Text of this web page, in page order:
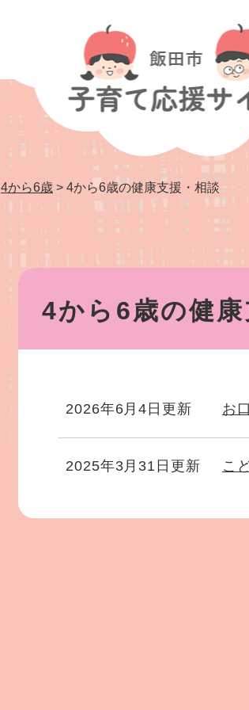
4から6歳 > 4から6歳の健康支援・相談
本
4から6歳の健
2026年6月4日更新 お
2025年3月31日更新 こ